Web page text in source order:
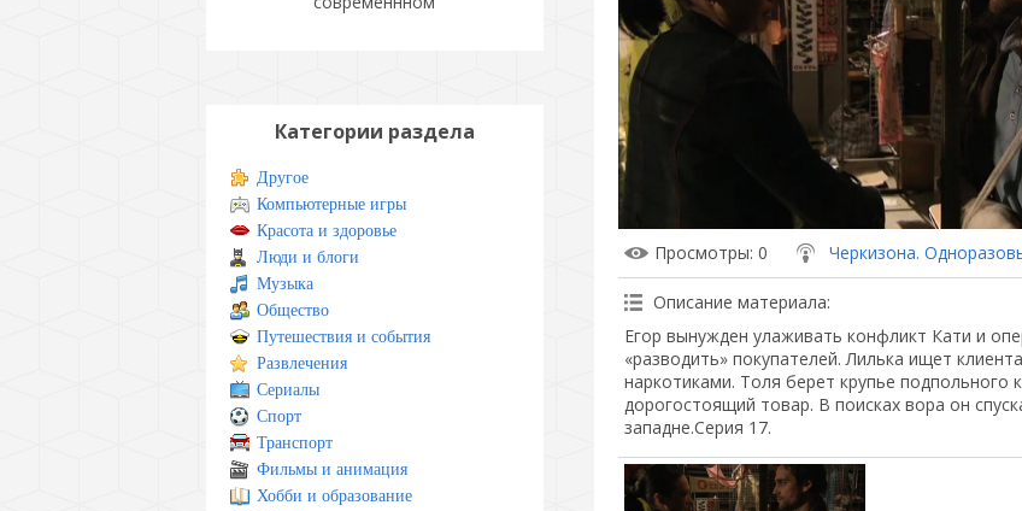
Просмотры: 0 Черкизона.
Описание материала:
Егор вынужден улаживать конфликт Кати и
«разводить» покупателей. Лилька ищет
наркотиками. Толя берет крупье подпольного
дорогостоящий товар. В поисках вора он
западне.Серия 17.
Категории раздела
Другое
Компьютерные игры
Красота и здоровье
Люди и блоги
Музыка
Общество
Путешествия и события
Развлечения
Сериалы
Спорт
Транспорт
Фильмы и анимация
Хобби и образование